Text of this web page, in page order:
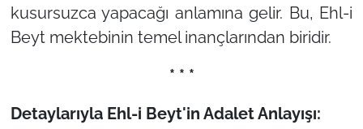
kusursuzca yapacağı anlamına gelir. Bu, Ehl-i
Beyt mektebinin temel inançlarından biridir.
* * *
Detaylarıyla Ehl-i Beyt'in Adalet Anlayışı: